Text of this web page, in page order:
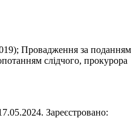
Провадження за поданням
слідчого, прокурора
Зареєстровано: